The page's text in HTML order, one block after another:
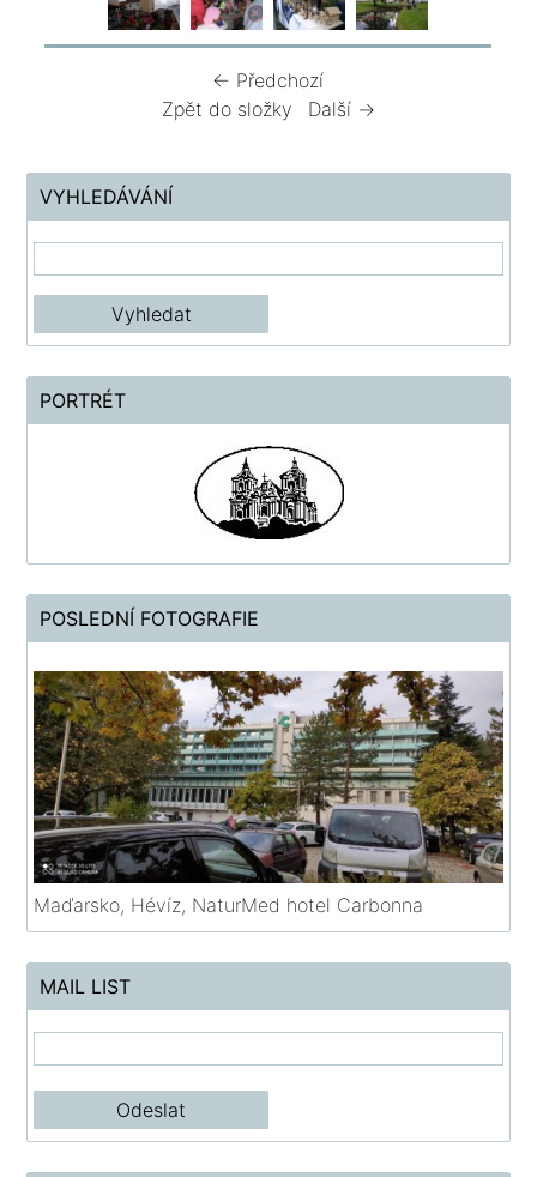
← Předchozí
Zpět do složky
Další →
VYHLEDÁVÁNÍ
PORTRÉT
POSLEDNÍ FOTOGRAFIE
Maďarsko, Hévíz, NaturMed hotel Carbonna
MAIL LIST